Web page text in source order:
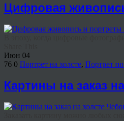
Цифровая
Июн 04
76 0 Портрет на холсте, Портрет
Картины на заказ